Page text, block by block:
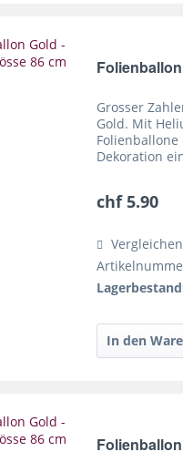
Grosser
Gold. Mit
Dekoration
chf 5.90
Vergleichen